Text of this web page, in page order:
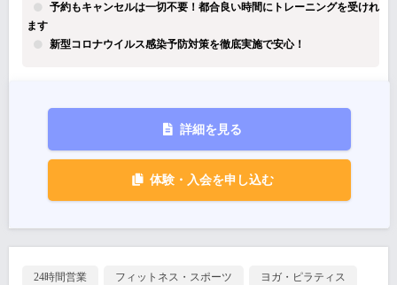
予約もキャンセルは一切不要！都合良い時間にトレーニングを受けれ
ます
新型コロナウイルス感染予防対策を徹底実施で安心！
詳細を見る
体験・入会を申し込む
24時間営業 フィットネス・スポーツ ヨガ・ピラティス